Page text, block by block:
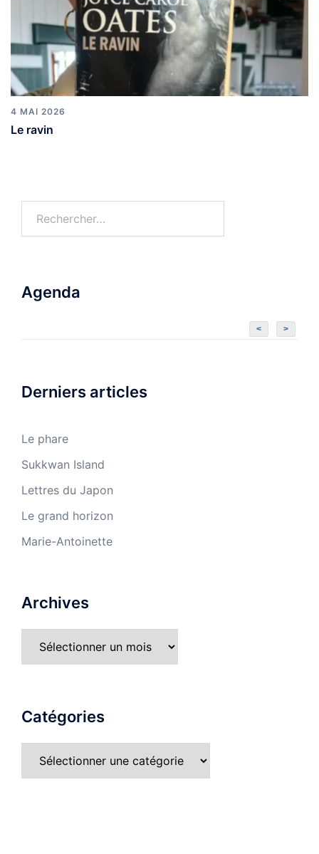
4 MAI 2026
Le ravin
Agenda
< >
Derniers articles
Le phare
Sukkwan Island
Lettres du Japon
Le grand horizon
Marie-Antoinette
Archives
Catégories